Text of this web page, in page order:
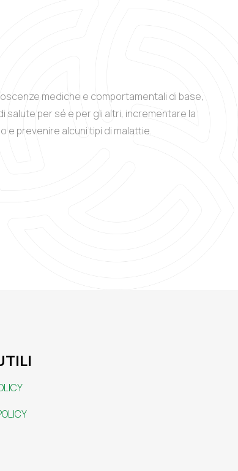
mediche e comportamentali di base,
salute per sé e per gli altri, incrementare la
e prevenire alcuni tipi di malattie.